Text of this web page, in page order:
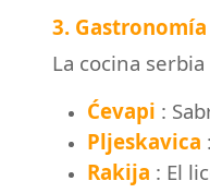
3.
La cocina
Ćevapi :
Pljeskavica
Rakija : El